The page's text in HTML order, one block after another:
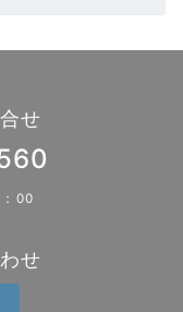
せ
00
せ